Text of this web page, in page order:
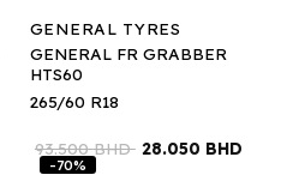
GENERAL TYRES
GENERAL FR GRABBER
HTS60
265/60 R18
93.500BHD 28.050 BHD
-70%